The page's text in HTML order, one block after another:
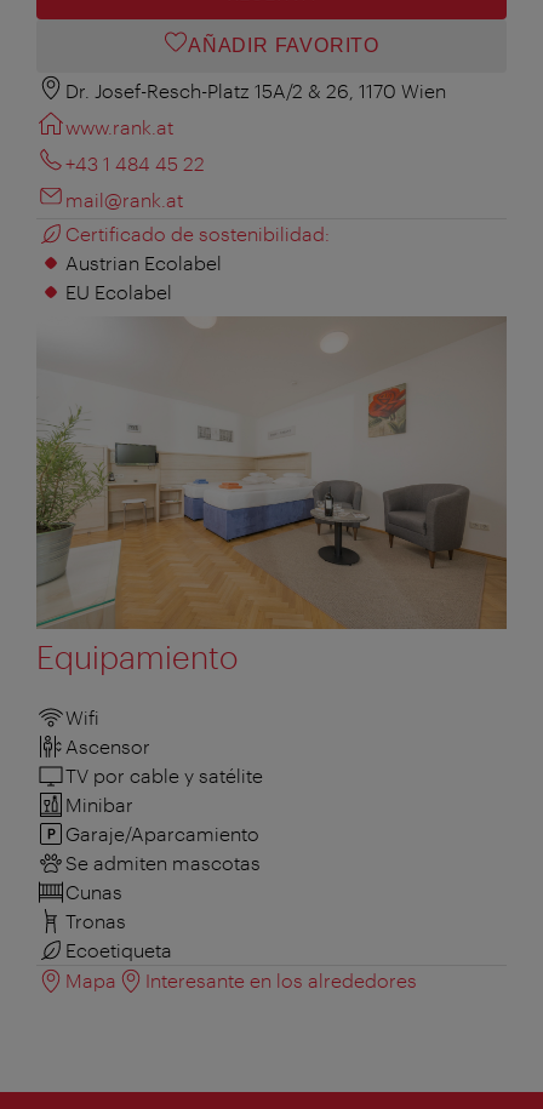
AÑADIR FAVORITO
Dr. Josef-Resch-Platz 15A/2 & 26, 1170 Wien
www.rank.at
+43 1 484 45 22
mail@rank.at
Certificado de sostenibilidad:
Austrian Ecolabel
EU Ecolabel
Equipamiento
Wifi
Ascensor
TV por cable y satélite
Minibar
Garaje/Aparcamiento
Se admiten mascotas
Cunas
Tronas
Ecoetiqueta
Mapa
Interesante en los alrededores